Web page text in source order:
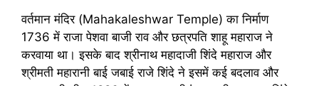
वर्तमान मंदिर (Mahakaleshwar Temple) का निर्माण
1736 में राजा पेशवा बाजी राव और छत्रपति शाहू महाराज ने
करवाया था। इसके बाद श्रीनाथ महादाजी शिंदे महाराज और
श्रीमती महारानी बाई जबाई राजे शिंदे ने इसमें कई बदलाव और